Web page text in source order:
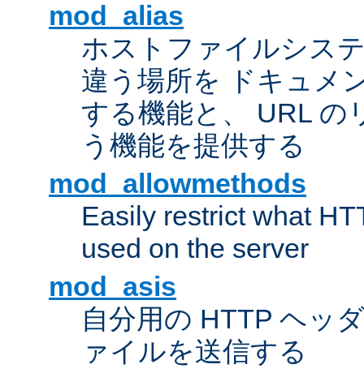
mod_alias
ホストファイルシス
違う場所を ドキュメ
する機能と、 URL の
う機能を提供する
mod_allowmethods
Easily restrict what
used on the server
mod_asis
自分用の HTTP ヘッ
ァイルを送信する